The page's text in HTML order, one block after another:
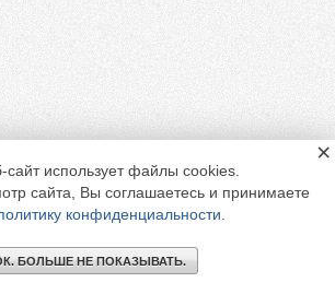
сайт использует файлы cookies.
сайта, Вы соглашаетесь и принимаете
конфиденциальности
БОЛЬШЕ НЕ ПОКАЗЫВАТЬ.
×